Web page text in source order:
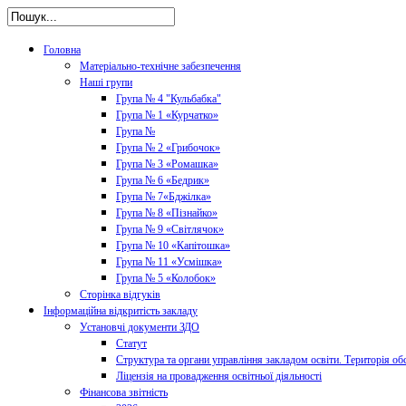
Головна
Матеріально-технічне забезпечення
Наші групи
Група № 4 "Кульбабка"
Група № 1 «Курчатко»
Група №
Група № 2 «Грибочок»
Група № 3 «Ромашка»
Група № 6 «Бедрик»
Група № 7«Бджілка»
Група № 8 «Пізнайко»
Група № 9 «Світлячок»
Група № 10 «Капітошка»
Група № 11 «Усмішка»
Група № 5 «Колобок»
Сторінка відгуків
Інформаційна відкритість закладу
Установчі документи ЗДО
Статут
Структура та органи управління закладом освіти. Територія
Ліцензія на провадження освітньої діяльності
Фінансова звітність